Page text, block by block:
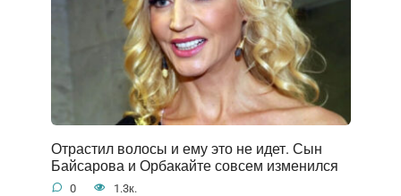
Отрастил волосы и ему это не идет. Сын
Байсарова и Орбакайте совсем изменился
0 1.3к.